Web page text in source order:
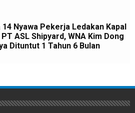
14 Nyawa Pekerja Ledakan Kapal
ASL Shipyard, WNA Kim Dong
Dituntut 1 Tahun 6 Bulan